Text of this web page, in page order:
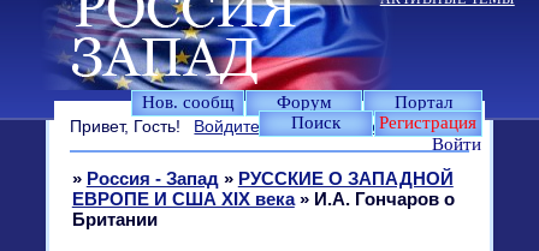
Нов. сообщ Форум
Портал
Поиск
Регистрация
Войти
Привет, Гость! Войдите илизарегистрируйтесь.
» Россия - Запад » РУССКИЕ О ЗАПАДНОЙ
ЕВРОПЕ И США XIX века » И.А. Гончаров о
Британии